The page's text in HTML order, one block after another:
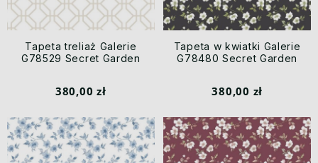
Tapeta treliaż Galerie
G78529 Secret Garden
380,00 zł
Tapeta w kwiatki Galerie
G78480 Secret Garden
380,00 zł